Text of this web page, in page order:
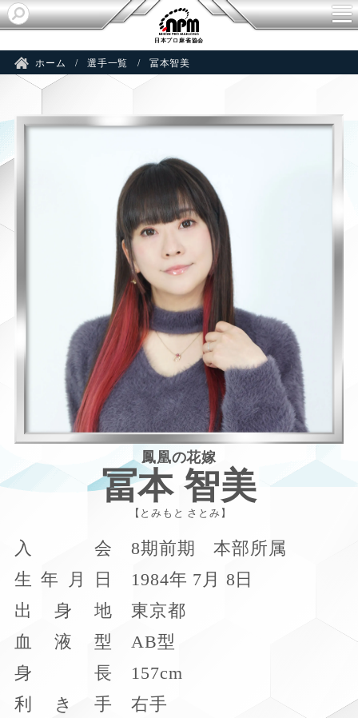
日本プロ麻雀協会
ホーム 選手一覧 冨本智美
鳳凰の花嫁
冨本 智美
とみもと さとみ
入 会
8期前期 本部所属
生 年 月 日
1984年 7月 8日
出
身 地
東京都
血
液 型
AB型
身
長
157cm
利
き 手 右手